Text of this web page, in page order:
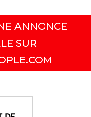
ANNONCE
SUR